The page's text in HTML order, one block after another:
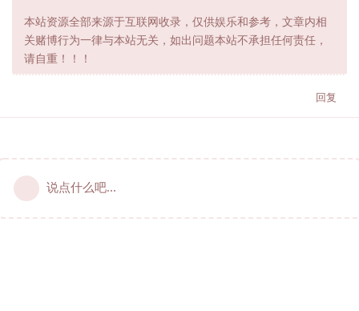
本站资源全部来源于互联网收录，仅供娱乐和参考，文章内相
关赌博行为一律与本站无关，如出问题本站不承担任何责任，
请自重！！！
回复
说点什么吧...